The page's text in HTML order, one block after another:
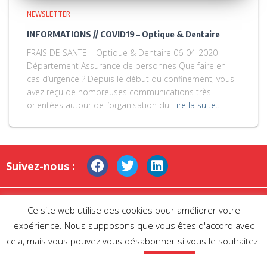
NEWSLETTER
INFORMATIONS // COVID19 – Optique & Dentaire
FRAIS DE SANTE – Optique & Dentaire 06-04-2020
Département Assurance de personnes Que faire en
cas d’urgence ? Depuis le début du confinement, vous
avez reçu de nombreuses communications très
orientées autour de l’organisation du Lire la suite…
Suivez-nous :
personnelles |Contactez-nous
Ce site web utilise des cookies pour améliorer votre
expérience. Nous supposons que vous êtes d'accord avec
cela, mais vous pouvez vous désabonner si vous le souhaitez.